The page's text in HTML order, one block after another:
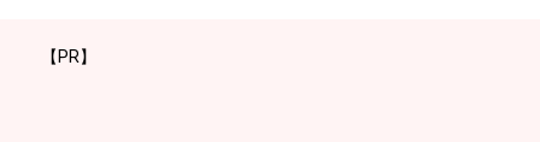
【PR】